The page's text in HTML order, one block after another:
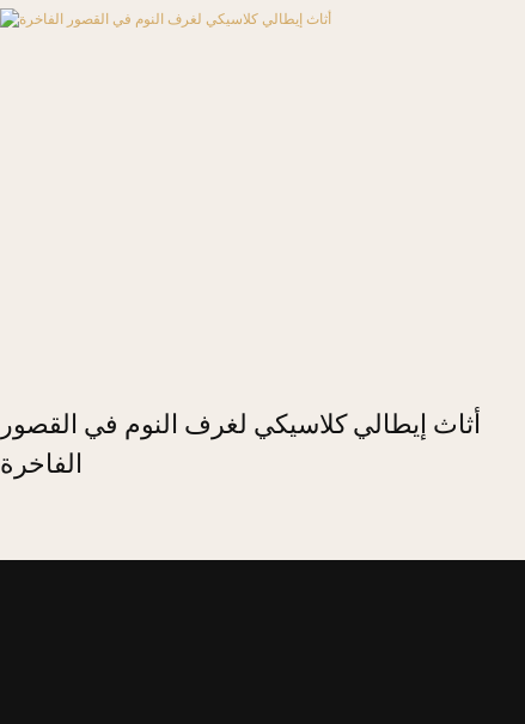
أثاث إيطالي كلاسيكي لغرف النوم في القصور
الفاخرة